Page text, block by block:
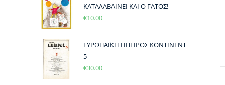
ΚΑΤΑΛΑΒΑΙΝΕΙ ΚΑΙ Ο ΓΑΤΟΣ!
€10.00
ΕΥΡΩΠΑΪΚΗ ΗΠΕΙΡΟΣ ΚΟΝΤΙΝΕΝΤ
5
€30.00